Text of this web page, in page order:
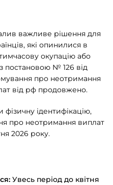
важливе рішення для
які опинилися в
окупацію або
постановою № 126 від
про неотримання
від рф продовжено.
ідентифікацію,
про неотримання виплат
2026 року.
Увесь період до квітня